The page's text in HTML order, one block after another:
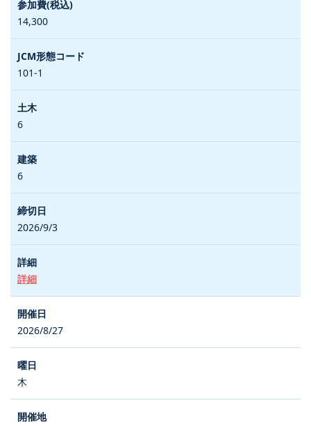
14,300
101-1
6
6
2026/9/3
詳細
2026/8/27
木